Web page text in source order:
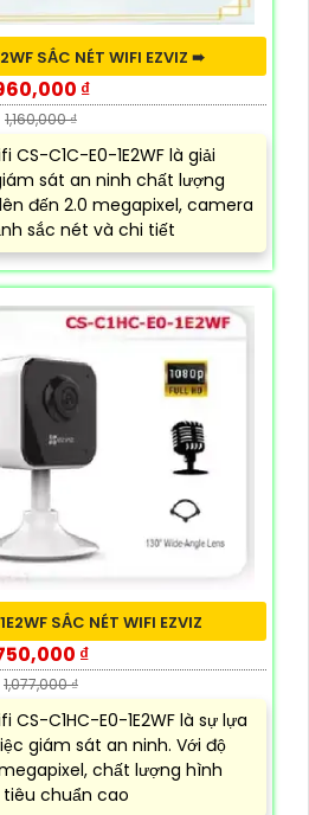
SẮC NÉT WIFI EZVIZ ➠
₫
1,160,000 ₫
CS-C1C-E0-1E2WF là giải
sát an ninh chất lượng
đến 2.0 megapixel, camera
sắc nét và chi tiết
SẮC NÉT WIFI EZVIZ
₫
1,077,000 ₫
CS-C1HC-E0-1E2WF là sự lựa
giám sát an ninh. Với độ
chất lượng hình
chuẩn cao